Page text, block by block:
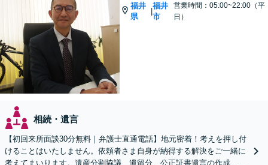
福井
県
|
福井
市
営業時間：05:00~22:00（平
日）
相続・遺言
【初回来所面談30分無料｜弁護士直通電話】地元密着！考えを押し付
けることはいたしません。依頼者さま自身が納得する解決をご一緒に
考えてまいります。遺産分割協議、遺留分、公正証書遺言の作成、終